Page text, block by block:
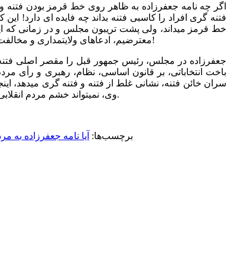
اگر چه نامه جعفرزاده به ظاهر روی خط قرمز بودن فتنه و
فتنه گری افراد را کاسبی فتنه بداند چه فایده ای دارد!
خط قرمز میداند، ولی پشت تریبون مجلس و در زمانی که
معترضیم، ادعاهای ولایتمداری و مخالفت با فتنه ایشان نبوده است بلکه رفتار ایشان در گاه عمل است، این مسئله را ایشان باید با التزام عملی به ولایت فقیه ثابت میکردند و نا با التزام زبانی!
جعفرزاده در مجلس، رئیس جمهور قبل را مقصر اصلی فتنه
باخت انتخاباتی، بر قانون اساسی، نظام، رهبری و رأی
سران خائن فتنه، نشانی غلط از فتنه و فتنه گری میدهد،
وی، نمیتواند خشم مردم انقلابی رشت را فرونشاند، لذا تا زمانی که ایشان رسماً عذرخواهی کند و فتنه را صحیح و درست تعریف و نه تحریف کند، دست از اعتراض برنخواهیم داشت.
برچسب‌ها: آیا نامه جعفرزاده